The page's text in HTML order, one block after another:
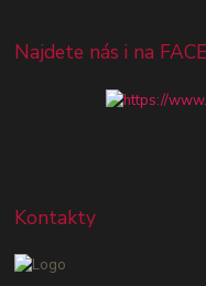
Najdete nás i na
Kontakty